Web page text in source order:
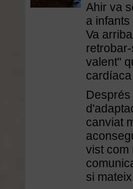
Ahir va
a
Va
valent"
canviat
vist com
si